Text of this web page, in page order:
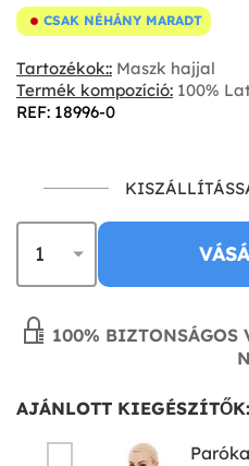
CSAK NÉHÁNY MARADT
Tartozékok:: Maszk hajjal
Termék kompozíció: 100%
REF: 18996-0
100% BIZTONSÁGOS
N
AJÁNLOTT KIEGÉSZÍTŐK: